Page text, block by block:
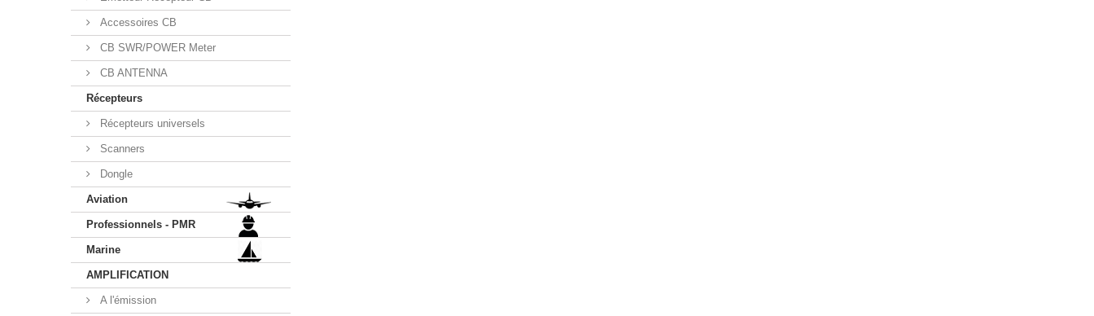
Accessoires CB
CB SWR/POWER Meter
CB ANTENNA
Récepteurs
Récepteurs universels
Scanners
Dongle
Aviation
Professionnels - PMR
Marine
AMPLIFICATION
A l'émission